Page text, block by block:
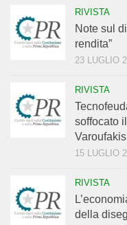
RIVISTA
Note sul
rendita”
23 LUGLIO
RIVISTA
soffocato
Varoufakis
15 LUGLIO
RIVISTA
della